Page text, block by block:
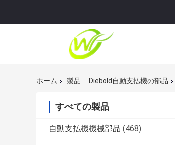
ホーム 製品 Diebold自動支払機の部品
すべての製品
自動支払機機械部品 (468)